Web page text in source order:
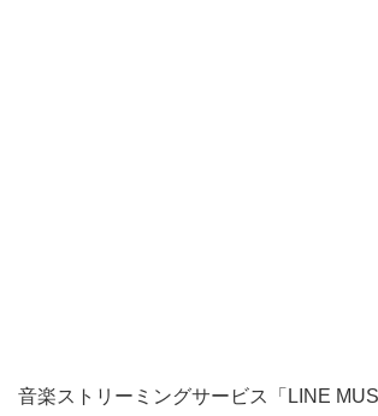
音楽ストリーミングサービス「LINE